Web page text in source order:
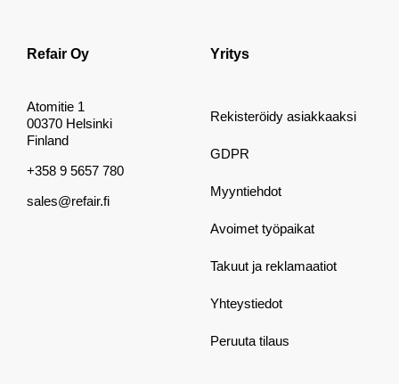
Refair Oy
Atomitie 1
00370 Helsinki
Finland
+358 9 5657 780
sales@refair.fi
Yritys
Rekisteröidy asiakkaaksi
GDPR
Myyntiehdot
Avoimet työpaikat
Takuut ja reklamaatiot
Yhteystiedot
Peruuta tilaus